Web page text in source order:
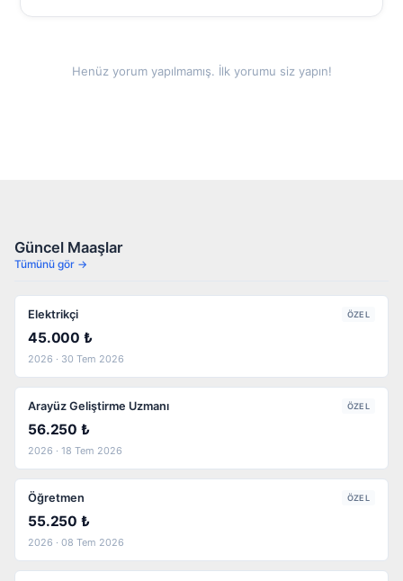
Henüz yorum yapılmamış. İlk yorumu siz yapın!
Güncel Maaşlar
Tümünü gör →
Elektrikçi ÖZEL
45.000 ₺
2026 · 30 Tem 2026
Arayüz Geliştirme Uzmanı ÖZEL
56.250 ₺
2026 · 18 Tem 2026
Öğretmen ÖZEL
55.250 ₺
2026 · 08 Tem 2026